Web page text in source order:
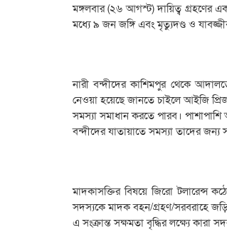
মঙ্গলবার (২৬ আগস্ট) দায়িত্ব গ্রহণের
মধ্যে ৯ জন জঙ্গি এবং মৃত্যুদণ্ড ও
নারী বন্দীদের ‎কাশিমপুর থেকে
নেওয়া হয়েছে জানতে চাইলে আইজি
সমস্যা সমাধান করতে পারব।
বন্দীদের যাতায়াতে সমস্যা তাদের
‎মাদকাসক্তির বিষয়ে জিরো টলারেন্স
সদস্যকে মাদক বহন/গ্রহণ/সরবরাহে
এ সংক্রান্ত সক্ষমতা বৃদ্ধির লক্ষ্যে কারা